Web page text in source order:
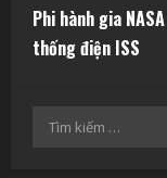
Phi hành gia
thống điện ISS
Tìm